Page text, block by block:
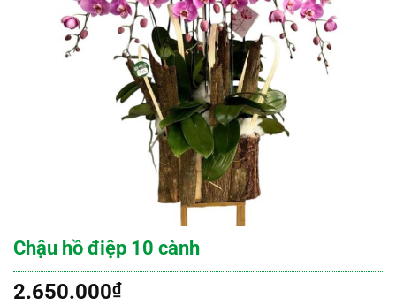
Chậu hồ điệp 10 cành
2.650.000₫